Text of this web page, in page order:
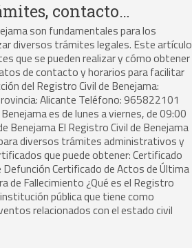
contacto…
son fundamentales para los
diversos trámites legales. Este artículo
que se pueden realizar y cómo obtener
de contacto y horarios para facilitar
del Registro Civil de Benejama:
Alicante Teléfono: 965822101
es de lunes a viernes, de 09:00
Benejama El Registro Civil de Benejama
diversos trámites administrativos y
que puede obtener: Certificado
Certificado de Actos de Última
de Fallecimiento ¿Qué es el Registro
pública que tiene como
relacionados con el estado civil